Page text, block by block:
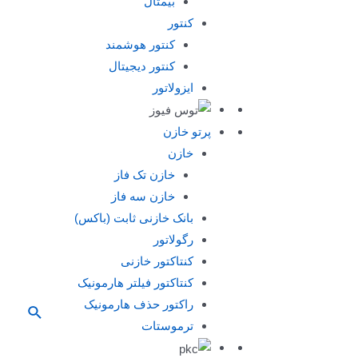
کنتور
کنتور هوشمند
کنتور دیجیتال
ایزولاتور
پرتو خازن
خازن
خازن تک فاز
خازن سه فاز
بانک خازنی ثابت (باکس)
رگولاتور
کنتاکتور خازنی
کنتاکتور فیلتر هارمونیک
راکتور حذف هارمونیک
ترموستات